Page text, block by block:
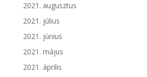
2021. augusztus
2021. július
2021. június
2021. május
2021. április